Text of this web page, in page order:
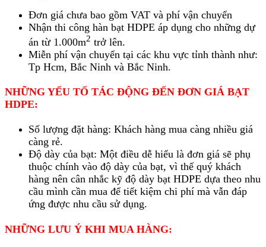
Đơn giá chưa bao gồm VAT và phí vận chuyển
Nhận thi công hàn bạt HDPE áp dụng cho những dự
án từ 1.000m2 trở lên.
Miễn phí vận chuyển tại các khu vực tỉnh thành như:
Tp Hcm, Bắc Ninh và Bắc Ninh.
NHỮNG YẾU TỐ TÁC ĐỘNG ĐẾN ĐƠN GIÁ BẠT
HDPE:
Số lượng đặt hàng: Khách hàng mua càng nhiều giá
càng rẻ.
Độ dày của bạt: Một điều dễ hiểu là đơn giá sẽ phụ
thuộc chính vào độ dày của bạt, vì thế quý khách
hàng nên cân nhắc kỹ độ dày bạt HDPE dựa theo nhu
cầu mình cần mua để tiết kiệm chi phí mà vẫn đáp
ứng được nhu cầu sử dụng.
NHỮNG LƯU Ý KHI MUA HÀNG: